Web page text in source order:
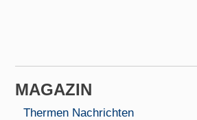
MAGAZIN
Thermen Nachrichten